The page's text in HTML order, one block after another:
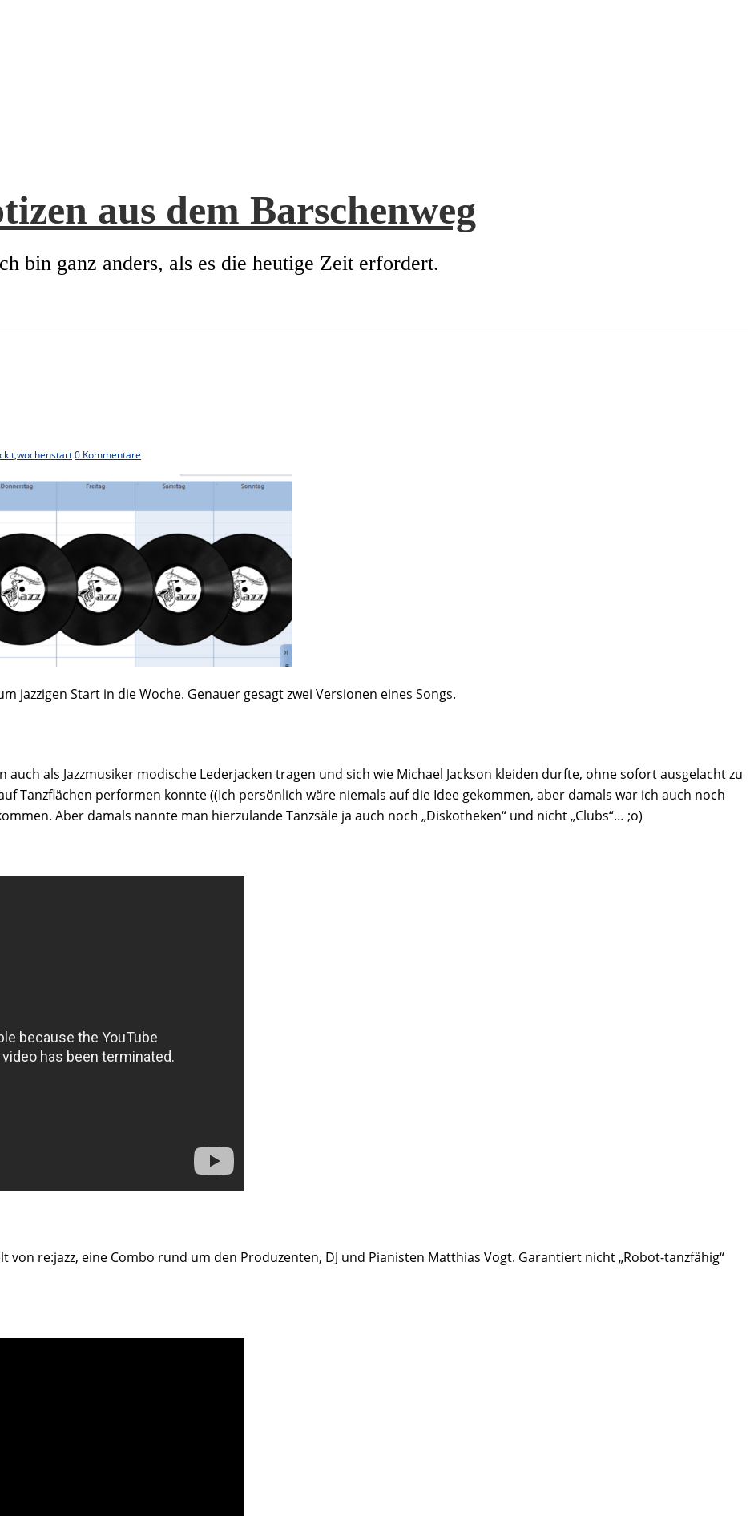
aus dem Barschenweg
bin ganz anders, als es die heutige Zeit erfordert.
,wochenstart0 Kommentare
jazzigen Start in die Woche. Genauer gesagt zwei Versionen eines Songs.
als Jazzmusiker modische Lederjacken tragen und sich wie Michael Jackson kleiden durfte, ohne sofort ausgelacht zu
Tanzflächen performen konnte ((Ich persönlich wäre niemals auf die Idee gekommen, aber damals war ich auch noch
Aber damals nannte man hierzulande Tanzsäle ja auch noch „Diskotheken“ und nicht „Clubs“… ;o)
von re:jazz, eine Combo rund um den Produzenten, DJ und Pianisten Matthias Vogt. Garantiert nicht „Robot-tanzfähig“